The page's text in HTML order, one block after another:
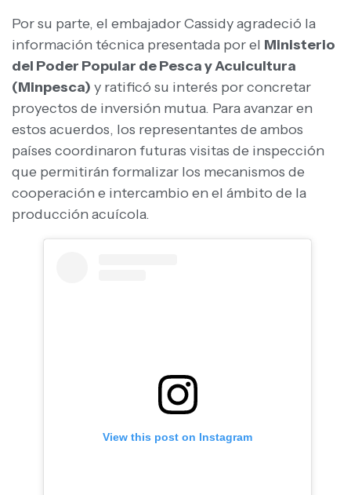
Por su parte, el embajador Cassidy agradeció la
información técnica presentada por el Ministerio
del Poder Popular de Pesca y Acuicultura
(Minpesca) y ratificó su interés por concretar
proyectos de inversión mutua. Para avanzar en
estos acuerdos, los representantes de ambos
países coordinaron futuras visitas de inspección
que permitirán formalizar los mecanismos de
cooperación e intercambio en el ámbito de la
producción acuícola.
View this post on Instagram